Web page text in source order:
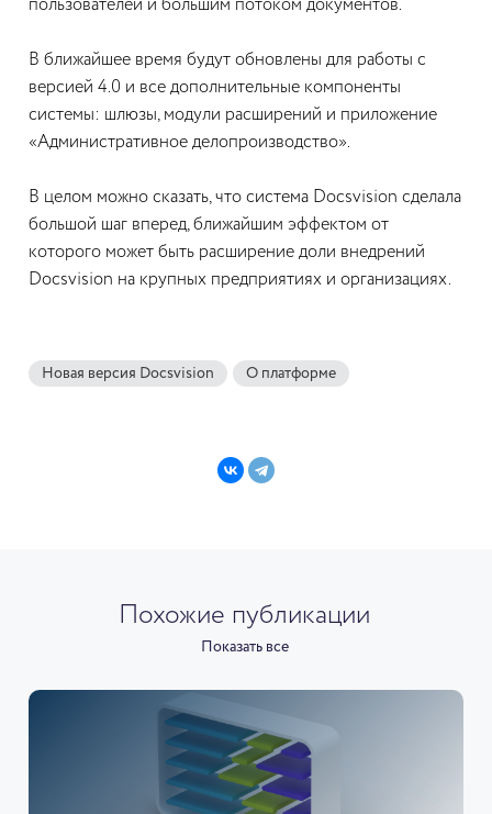
пользователей и большим потоком документов.
В ближайшее время будут обновлены для работы с
версией 4.0 и все дополнительные компоненты
системы: шлюзы, модули расширений и приложение
«Административное делопроизводство».
В целом можно сказать, что система Docsvision сделала
большой шаг вперед, ближайшим эффектом от
которого может быть расширение доли внедрений
Docsvision на крупных предприятиях и организациях.
Новая версия Docsvision О платформе
Похожие публикации
Показать все